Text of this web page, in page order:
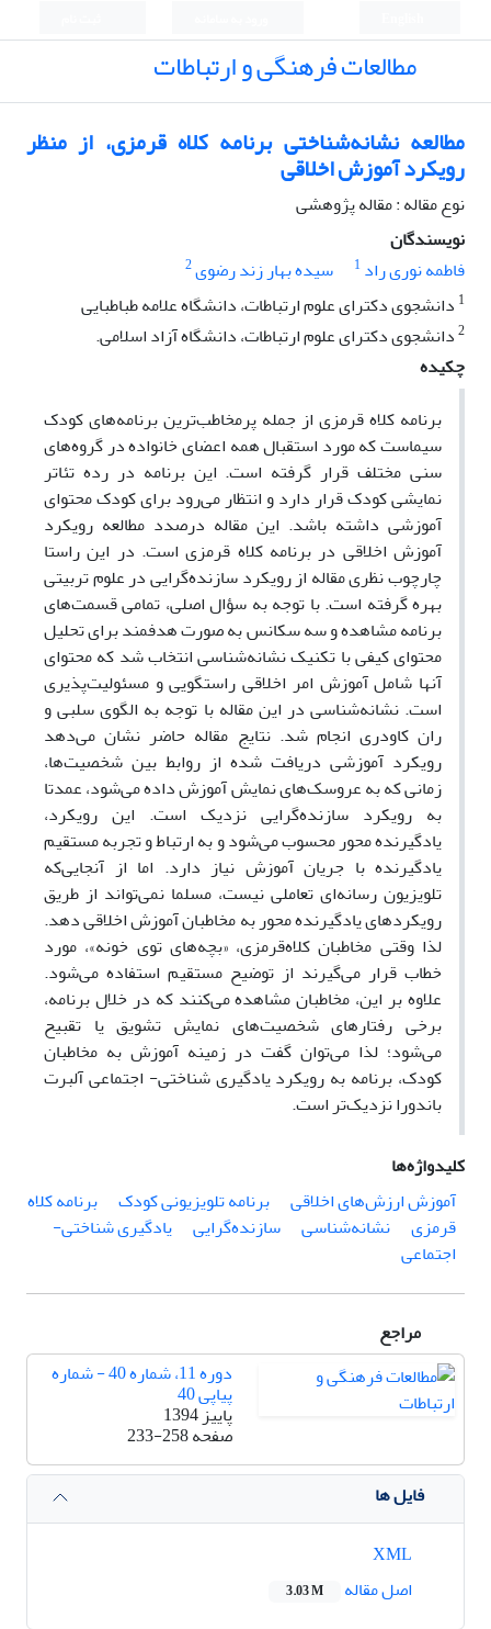
مطالعات فرهنگی و ارتباطات
مطالعه نشانه‌شناختی برنامه کلاه قرمزی، از منظر
رویکرد آموزش اخلاقی
نوع مقاله : مقاله پژوهشی
نویسندگان
فاطمه نوری راد 1 سیده بهار زند رضوی2
1 دانشجوی دکترای علوم ارتباطات، دانشگاه علامه طباطبایی
2دانشجوی دکترای علوم ارتباطات، دانشگاه آزاد اسلامی.
چکیده
برنامه کلاه قرمزی از جمله پرمخاطب‌ترین برنامه‌های کودک
سیماست که مورد استقبال همه اعضای خانواده در گروه‌های
سنی مختلف قرار گرفته است. این برنامه در رده تئاتر
نمایشی کودک قرار دارد و انتظار می‌رود برای کودک محتوای
آموزشی داشته باشد. این مقاله درصدد مطالعه رویکرد
آموزش اخلاقی در برنامه کلاه قرمزی است. در این راستا
چارچوب نظری مقاله از رویکرد سازنده‌گرایی در علوم تربیتی
بهره گرفته است. با توجه به سؤال اصلی، تمامی قسمت‌های
برنامه مشاهده و سه سکانس به صورت هدفمند برای تحلیل
محتوای کیفی با تکنیک نشانه‌شناسی انتخاب شد که محتوای
آنها شامل آموزش امر اخلاقی راستگویی و مسئولیت‌پذیری
است. نشانه‌شناسی در این مقاله با توجه به الگوی سلبی و
ران کاودری انجام شد. نتایج مقاله حاضر نشان می‌دهد
رویکرد آموزشی دریافت شده از روابط بین شخصیت‌ها،
زمانی که به عروسک‌های نمایش آموزش داده می‌شود، عمدتا
به رویکرد سازنده‌گرایی نزدیک است. این رویکرد،
یادگیرنده ‌محور محسوب می‌شود و به ارتباط و تجربه مستقیم
یادگیرنده با جریان آموزش نیاز دارد. اما از آنجایی‌که
تلویزیون رسانه‌ای تعاملی نیست، مسلما نمی‌تواند از طریق
رویکردهای یادگیرنده محور به مخاطبان آموزش اخلاقی دهد.
لذا وقتی مخاطبان کلاه‌قرمزی، «بچه‌های توی خونه»، مورد
خطاب قرار می‌گیرند از توضیح مستقیم استفاده می‌شود.
علاوه بر این، مخاطبان مشاهده می‌کنند که در خلال برنامه،
برخی رفتارهای شخصیت‌های نمایش تشویق یا تقبیح
می‌شود؛ لذا می‌توان گفت در زمینه آموزش به مخاطبان
کودک، برنامه به رویکرد یادگیری شناختی- اجتماعی آلبرت
باندورا نزدیک‌تر است.
کلیدواژه‌ها
آموزش ارزش‌های اخلاقی
برنامه تلویزیونی کودک
برنامه کلاه
قرمزی
نشانه‌شناسی سازنده‌گرایی
یادگیری شناختی-
اجتماعی
مراجع
دوره 11، شماره 40 - شماره
پیاپی 40
پاییز 1394
صفحه233-258
فایل ها
اصل مقاله
3.03 M